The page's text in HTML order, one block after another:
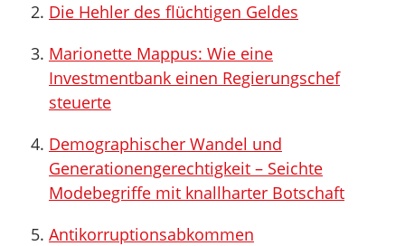
Die Hehler des flüchtigen Geldes
Marionette Mappus: Wie eine
Investmentbank einen Regierungschef
steuerte
Demographischer Wandel und
Generationengerechtigkeit – Seichte
Modebegriffe mit knallharter Botschaft
Antikorruptionsabkommen